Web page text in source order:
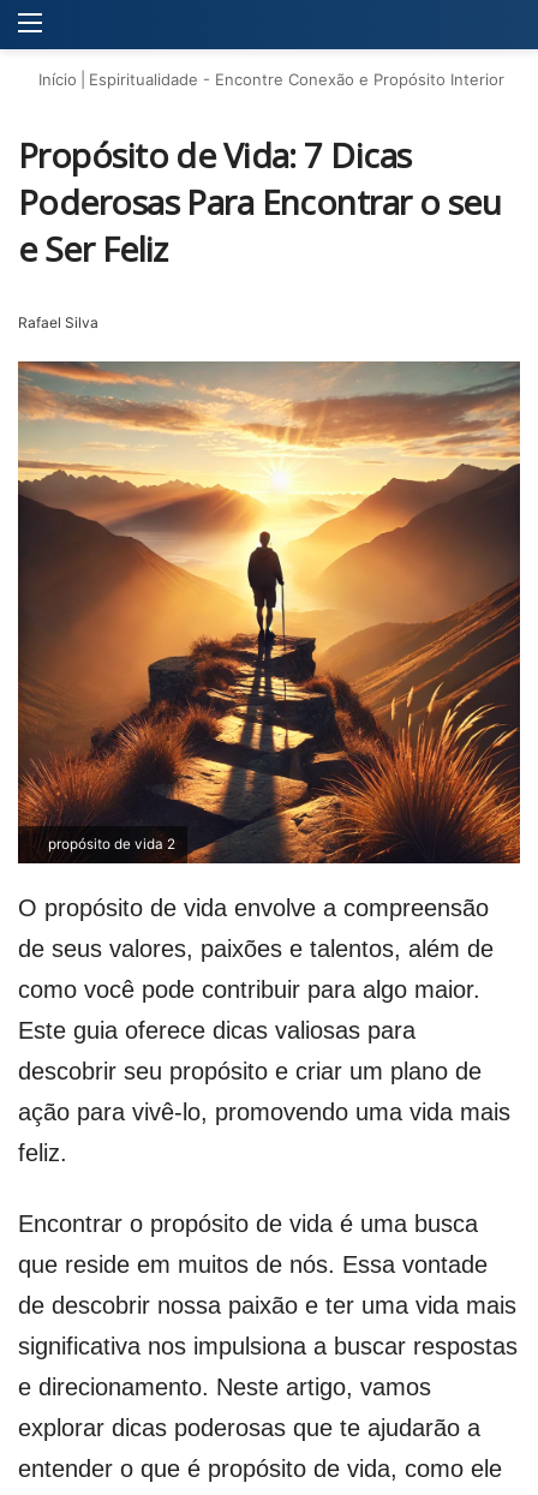
Início Espiritualidade - Encontre Conexão e Propósito Interior
Propósito de Vida: 7 Dicas
Poderosas Para Encontrar o seu
e Ser Feliz
Rafael Silva
propósito de vida 2
O propósito de vida envolve a compreensão
de seus valores, paixões e talentos, além de
como você pode contribuir para algo maior.
Este guia oferece dicas valiosas para
descobrir seu propósito e criar um plano de
ação para vivê-lo, promovendo uma vida mais
feliz.
Encontrar o propósito de vida é uma busca
que reside em muitos de nós. Essa vontade
de descobrir nossa paixão e ter uma vida mais
significativa nos impulsiona a buscar respostas
e direcionamento. Neste artigo, vamos
explorar dicas poderosas que te ajudarão a
entender o que é propósito de vida, como ele